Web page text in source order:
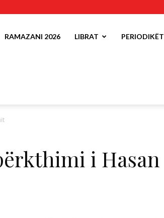
RAMAZANI 2026 LIBRAT PERIODIKËT
i Hasan